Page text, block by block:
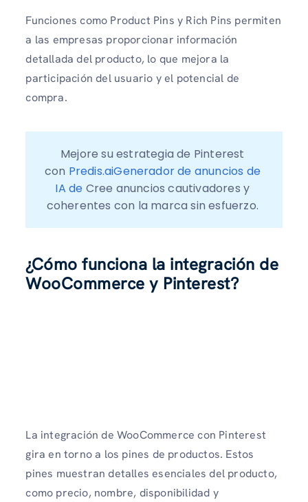
Funciones como Product Pins y Rich Pins permiten
a las empresas proporcionar información
detallada del producto, lo que mejora la
participación del usuario y el potencial de
compra.
Mejore su estrategia de Pinterest
con Predis.aiGenerador de anuncios de
IA de Cree anuncios cautivadores y
coherentes con la marca sin esfuerzo.
¿Cómo funciona la integración de
WooCommerce y Pinterest?
La integración de WooCommerce con Pinterest
gira en torno a los pines de productos. Estos
pines muestran detalles esenciales del producto,
como precio, nombre, disponibilidad y